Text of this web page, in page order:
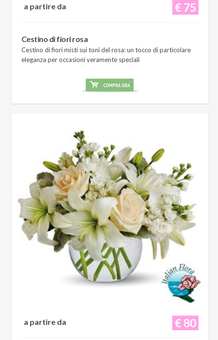
€ 75
a partire da
Cestino di fiori rosa
Cestino di fiori misti sui toni del rosa: un tocco di particolare
eleganza per occasioni veramente speciali
€ 80
a partire da